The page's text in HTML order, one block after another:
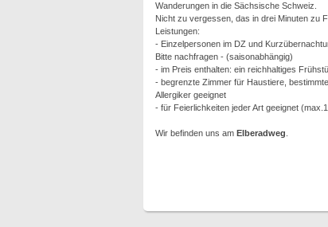
Wanderungen in die Sächsische Schweiz.
Nicht zu vergessen, das in drei Minuten zu
Leistungen:
- Einzelpersonen im DZ und
Bitte nachfragen - (saisonabhängig)
- im Preis enthalten: ein reichhaltiges
- begrenzte Zimmer für Haustiere,
Allergiker geeignet
- für Feierlichkeiten jeder Art geeignet
Wir befinden uns am Elberadweg